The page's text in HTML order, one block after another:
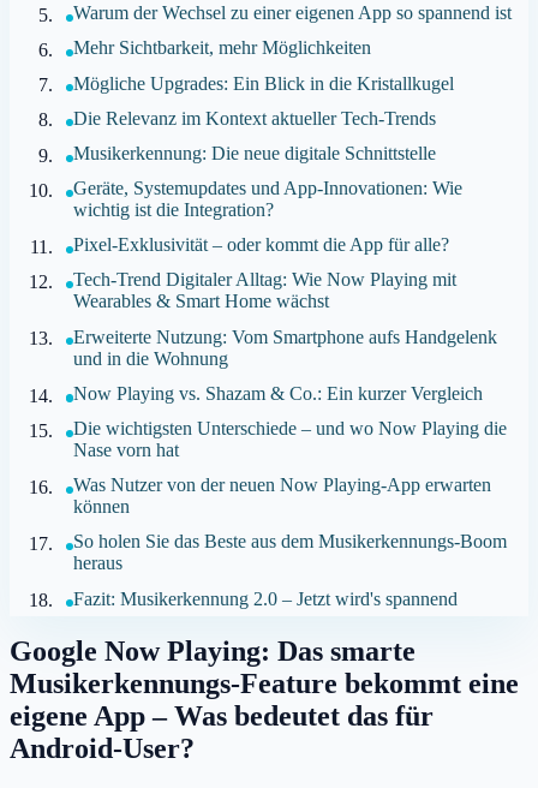
Warum der Wechsel zu einer eigenen App so spannend ist
Mehr Sichtbarkeit, mehr Möglichkeiten
Mögliche Upgrades: Ein Blick in die Kristallkugel
Die Relevanz im Kontext aktueller Tech-Trends
Musikerkennung: Die neue digitale Schnittstelle
Geräte, Systemupdates und App-Innovationen: Wie
wichtig ist die Integration?
Pixel-Exklusivität – oder kommt die App für alle?
Tech-Trend Digitaler Alltag: Wie Now Playing mit
Wearables & Smart Home wächst
Erweiterte Nutzung: Vom Smartphone aufs Handgelenk
und in die Wohnung
Now Playing vs. Shazam & Co.: Ein kurzer Vergleich
Die wichtigsten Unterschiede – und wo Now Playing die
Nase vorn hat
Was Nutzer von der neuen Now Playing-App erwarten
können
So holen Sie das Beste aus dem Musikerkennungs-Boom
heraus
Fazit: Musikerkennung 2.0 – Jetzt wird's spannend
Google Now Playing: Das smarte
Musikerkennungs-Feature bekommt eine
eigene App – Was bedeutet das für
Android-User?